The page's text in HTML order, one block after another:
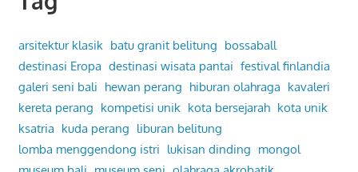
arsitektur klasik batu granit belitung bossaball
destinasi Eropa destinasi wisata pantai festival finlandia
galeri seni bali hewan perang hiburan olahraga kavaleri
kereta perang kompetisi unik kota bersejarah kota unik
ksatria kuda perang liburan belitung
lomba menggendong istri lukisan dinding mongol